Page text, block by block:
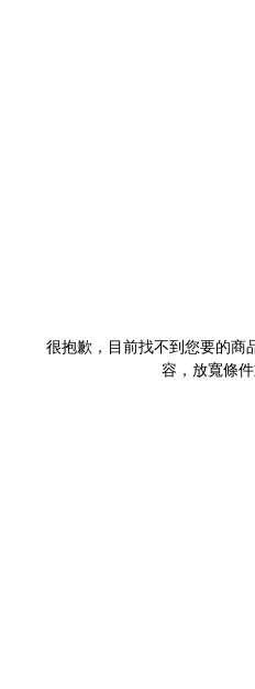
很抱歉，目前找不到您要的商
容，放寬條件